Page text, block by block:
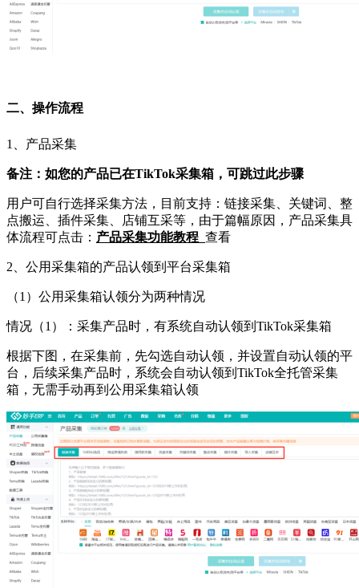
二、 操作流程
1、产品采集
备注：如您的产品已在TikTok采集箱，可跳过此步骤
用户可自行选择采集方法，目前支持：链接采集、关键词、整
点搬运、插件采集、店铺互采等，由于篇幅原因，产品采集具
体流程可点击： 产品采集功能教程 查看
2、公用采集箱的产品认领到平台采集箱
（1）公用采集箱认领分为两种情况
情况（1）：采集产品时，有系统自动认领到TikTok采集箱
根据下图，在采集前，先勾选自动认领，并设置自动认领的平
台，后续采集产品时，系统会自动认领到TikTok全托管采集
箱，无需手动再到公用采集箱认领